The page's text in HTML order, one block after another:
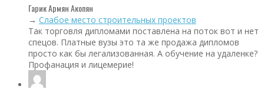
Гарик Армян Акопян
→ Слабое место строительных проектов
Так торговля дипломами поставлена на поток вот и нет
спецов. Платные вузы это та же продажа дипломов
просто как бы легализованная. А обучение на удаленке?
Профанация и лицемерие!